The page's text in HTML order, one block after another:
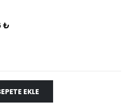
₺
EKLE